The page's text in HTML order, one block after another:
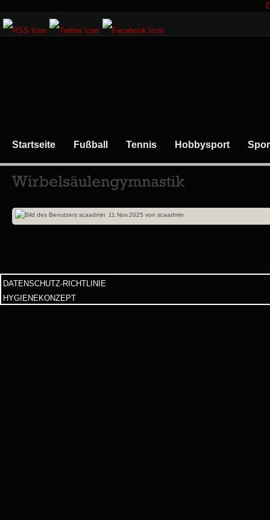
Startseite Fußball Tennis Hobbysport
11.Nov.2025 von scaadmin
DATENSCHUTZ-RICHTLINIE
HYGIENEKONZEPT